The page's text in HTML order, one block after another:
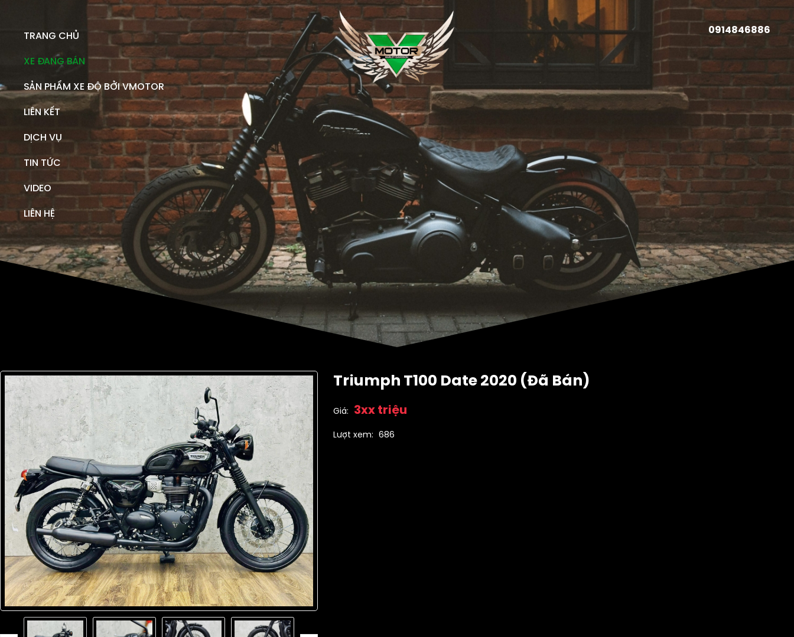
TRANG CHỦ
XE ĐANG BÁN
SẢN PHẨM XE ĐỘ BỞI VMOTOR
LIÊN KẾT
DỊCH VỤ
TIN TỨC
VIDEO
LIÊN HỆ
0914846886
Triumph T100 Date 2020 (Đã Bán)
Giá: 3xx triệu
Lượt xem: 686